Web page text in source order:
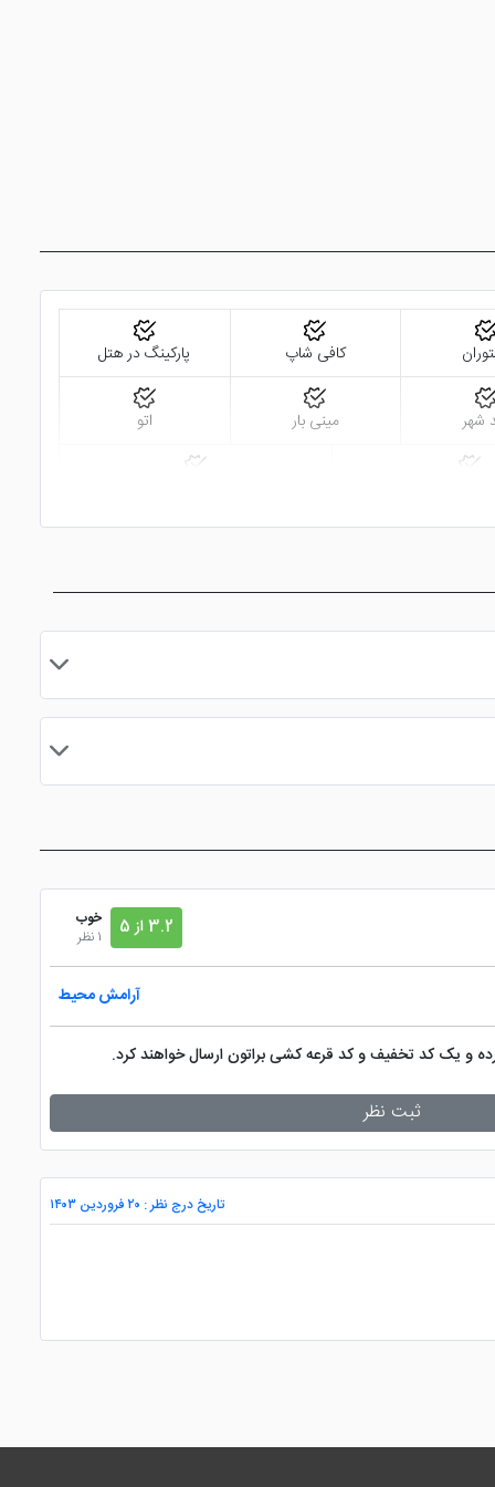
کافی شاپ پارکینگ در هتل
شهر مینی بار اتو
3.2 از 5
خوب
1 نظر
آرامش محیط
و یک کد تخفیف و کد قرعه کشی براتون ارسال خواهند کرد.
ثبت نظر
تاریخ درج نظر : ۲۰ فروردین ۱۴۰۳